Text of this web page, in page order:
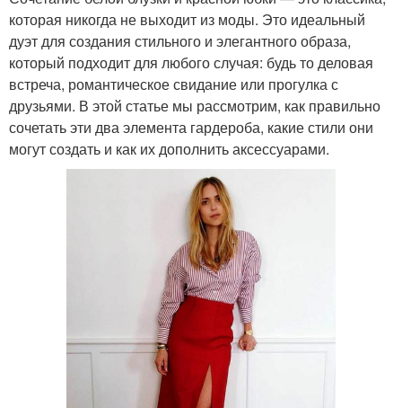
которая никогда не выходит из моды. Это идеальный
дуэт для создания стильного и элегантного образа,
который подходит для любого случая: будь то деловая
встреча, романтическое свидание или прогулка с
друзьями. В этой статье мы рассмотрим, как правильно
сочетать эти два элемента гардероба, какие стили они
могут создать и как их дополнить аксессуарами.